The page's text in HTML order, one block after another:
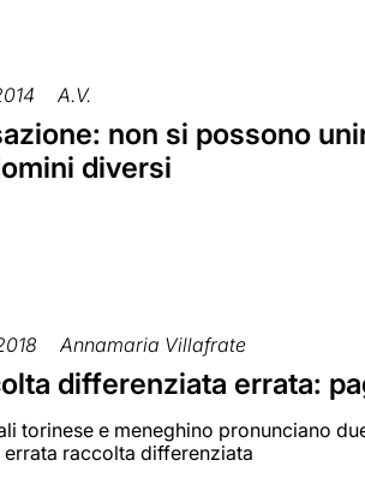
A.V.
non si possono
diversi
Annamaria Villafrate
differenziata errata:
torinese e meneghino pronunciano
errata raccolta differenziata